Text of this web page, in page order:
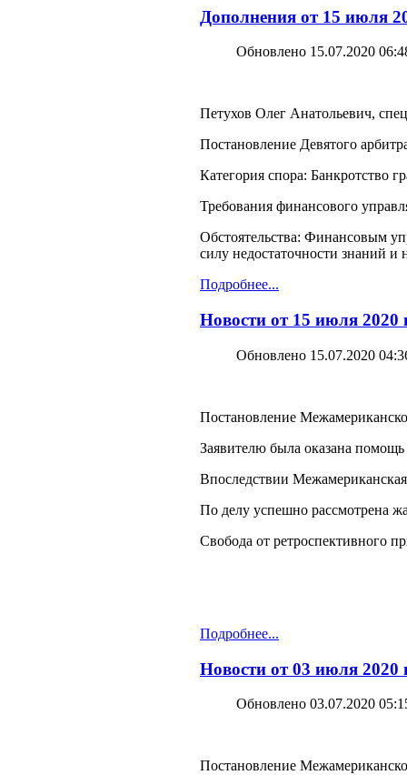
Дополнения от 15 июля
Обновлено 15.07.2020
Петухов Олег Анатольевич,
Постановление Девятого
Категория спора: Банкротство
Требования финансового
Обстоятельства: Финансовым
силу недостаточности знаний и
Подробнее...
Новости от 15 июля
Обновлено 15.07.2020
Постановление
Заявителю была оказана
Впоследствии
По делу успешно рассмотрена
Свобода от ретроспективного
Подробнее...
Новости от 03 июля
Обновлено 03.07.2020
Постановление